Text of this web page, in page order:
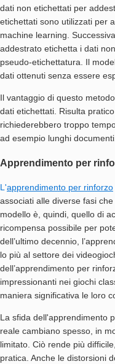
dati non etichettati per
etichettati sono utilizzati per
machine learning.
addestrato etichetta i dati
pseudo-etichettatura. Il
dati ottenuti senza essere
Il vantaggio di questo
dati etichettati. Risulta
richiederebbero troppo
ad esempio lunghi documenti.
Apprendimento per
L'apprendimento per rinforzo
associati alle diverse fasi
modello è, quindi, quello di
ricompensa possibile per
dell’ultimo decennio,
lo più al settore dei
dell’apprendimento per
impressionanti nei giochi
maniera significativa le loro
La sfida dell'apprendimento
reale cambiano spesso, in
limitato. Ciò rende più
pratica. Anche le distorsioni